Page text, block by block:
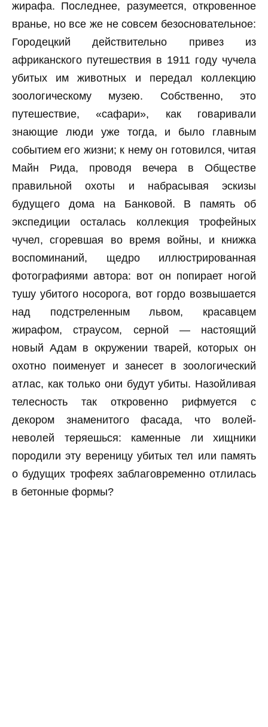
жирафа. Последнее, разумеется, откровенное
вранье, но все же не совсем безосновательное:
Городецкий действительно привез из
африканского путешествия в 1911 году чучела
убитых им животных и передал коллекцию
зоологическому музею. Собственно, это
путешествие, «сафари», как говаривали
знающие люди уже тогда, и было главным
событием его жизни; к нему он готовился, читая
Майн Рида, проводя вечера в Обществе
правильной охоты и набрасывая эскизы
будущего дома на Банковой. В память об
экспедиции осталась коллекция трофейных
чучел, сгоревшая во время войны, и книжка
воспоминаний, щедро иллюстрированная
фотографиями автора: вот он попирает ногой
тушу убитого носорога, вот гордо возвышается
над подстреленным львом, красавцем
жирафом, страусом, серной — настоящий
новый Адам в окружении тварей, которых он
охотно поименует и занесет в зоологический
атлас, как только они будут убиты. Назойливая
телесность так откровенно рифмуется с
декором знаменитого фасада, что волей-
неволей теряешься: каменные ли хищники
породили эту вереницу убитых тел или память
о будущих трофеях заблаговременно отлилась
в бетонные формы?